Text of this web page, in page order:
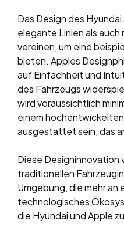
Das Design des
elegante Linien als
vereinen, um eine
bieten. Apples
auf Einfachheit und
des Fahrzeugs
wird voraussichtlich
einem
ausgestattet sein, das
Diese Designinnovation
traditionellen
Umgebung, die mehr an
technologisches
die Hyundai und Apple